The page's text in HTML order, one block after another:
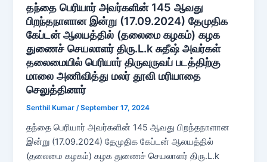
தந்தை பெரியார் அவர்களின் 145 ஆவது
பிறந்தநாளான இன்று (17.09.2024) தேமுதிக
கேப்டன் ஆலயத்தில் (தலைமை கழகம்) கழக
துணைச் செயலாளர் திரு.L.k சுதீஷ் அவர்கள்
தலைமையில் பெரியார் திருவுருவப் படத்திற்கு
மாலை அணிவித்து மலர் தூவி மரியாதை
செலுத்தினார்
Senthil Kumar/September 17, 2024
தந்தை பெரியார் அவர்களின் 145 ஆவது பிறந்தநாளான
இன்று (17.09.2024) தேமுதிக கேப்டன் ஆலயத்தில்
(தலைமை கழகம்) கழக துணைச் செயலாளர் திரு.L.k